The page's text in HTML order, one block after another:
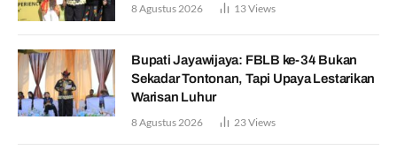
8 Agustus 2026 13Views
Bupati Jayawijaya: FBLB ke-34 Bukan
Sekadar Tontonan, Tapi Upaya Lestarikan
Warisan Luhur
8 Agustus 2026 23Views